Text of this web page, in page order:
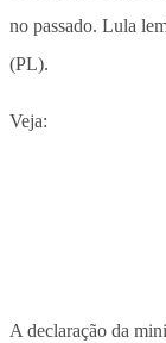
no passado. Lula
(PL).
Veja:
A declaração da